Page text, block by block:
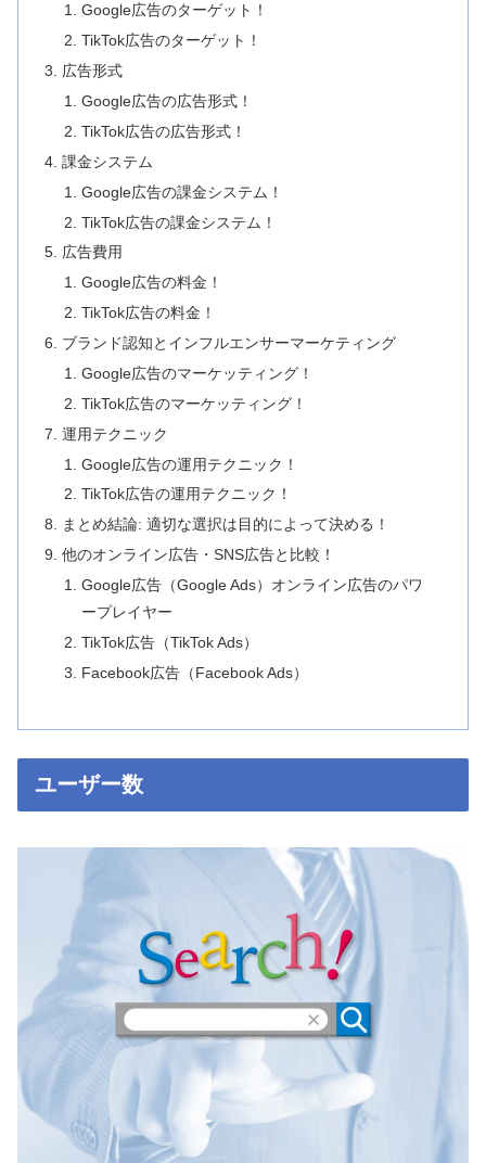
Google広告のターゲット！
TikTok広告のターゲット！
広告形式
Google広告の広告形式！
TikTok広告の広告形式！
課金システム
Google広告の課金システム！
TikTok広告の課金システム！
広告費用
Google広告の料金！
TikTok広告の料金！
ブランド認知とインフルエンサーマーケティング
Google広告のマーケッティング！
TikTok広告のマーケッティング！
運用テクニック
Google広告の運用テクニック！
TikTok広告の運用テクニック！
まとめ結論: 適切な選択は目的によって決める！
他のオンライン広告・SNS広告と比較！
Google広告（Google Ads）オンライン広告のパワ
ープレイヤー
TikTok広告（TikTok Ads）
Facebook広告（Facebook Ads）
ユーザー数